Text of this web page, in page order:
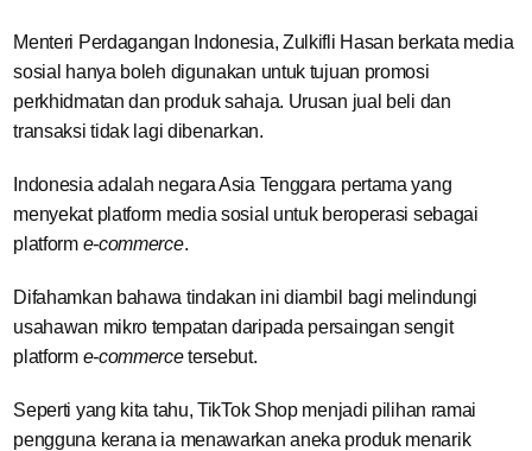
Menteri Perdagangan Indonesia, Zulkifli Hasan berkata media
sosial hanya boleh digunakan untuk tujuan promosi
perkhidmatan dan produk sahaja. Urusan jual beli dan
transaksi tidak lagi dibenarkan.
Indonesia adalah negara Asia Tenggara pertama yang
menyekat platform media sosial untuk beroperasi sebagai
platforme-commerce.
Difahamkan bahawa tindakan ini diambil bagi melindungi
usahawan mikro tempatan daripada persaingan sengit
platforme-commercetersebut.
Seperti yang kita tahu, TikTok Shop menjadi pilihan ramai
pengguna kerana ia menawarkan aneka produk menarik